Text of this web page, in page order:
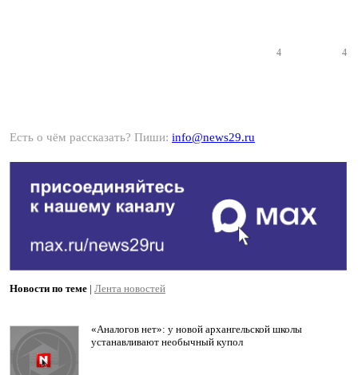
4 4
Есть о чём рассказать? Пиши: info@news29.ru
Новости по теме | Лента новостей
«Аналогов нет»: у новой архангельской школы
устанавливают необычный купол